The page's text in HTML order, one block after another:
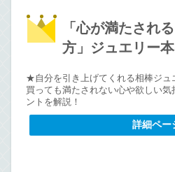
「心が満たされ
方」ジュエリー本
★自分を引き上げてくれる相棒ジ
買っても満たされない心や欲しい
ントを解説！
詳細ペー